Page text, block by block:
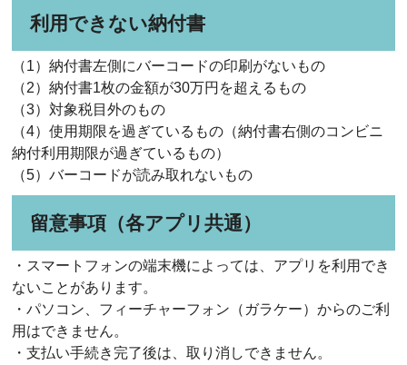
利用できない納付書
（1）納付書左側にバーコードの印刷がないもの
（2）納付書1枚の金額が30万円を超えるもの
（3）対象税目外のもの
（4）使用期限を過ぎているもの（納付書右側のコンビニ
納付利用期限が過ぎているもの）
（5）バーコードが読み取れないもの
留意事項（各アプリ共通）
・スマートフォンの端末機によっては、アプリを利用でき
ないことがあります。
・パソコン、フィーチャーフォン（ガラケー）からのご利
用はできません。
・支払い手続き完了後は、取り消しできません。